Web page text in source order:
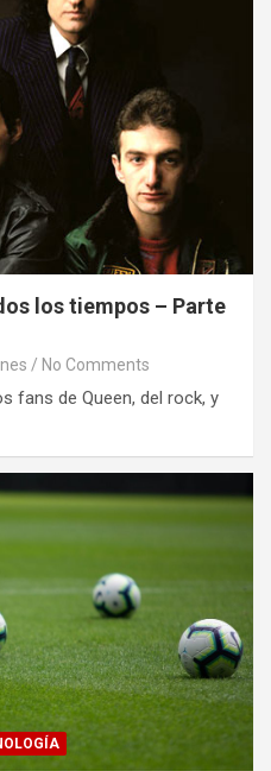
los tiempos – Parte
No Comments
fans de Queen, del rock, y